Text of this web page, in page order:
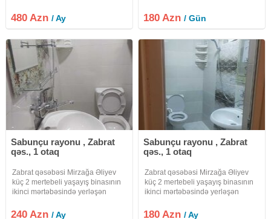
otaq) Evin cəhəti (istiqaməti) –
Orta Kommunal:- Qaz, su, elektrik
480 Azn/ Ay 180 Azn/ Gün
Sabunçu rayonu , Zabrat
qəs., 1 otaq
Zabrat qəsəbəsi Mirzağa Əliyev
küç 2 mertebeli yaşayış binasının
ikinci mərtəbəsində yerləşən
yeni tikilib.Menzilde TV və wifi
240 Azn/ Ay
Sabunçu rayonu , Zabrat
qəs., 1 otaq
Zabrat qəsəbəsi Mirzağa Əliyev
küç 2 mertebeli yaşayış binasının
ikinci mərtəbəsində yerləşən
yeni tikilib.Menzilde TV və wifi
180 Azn/ Ay